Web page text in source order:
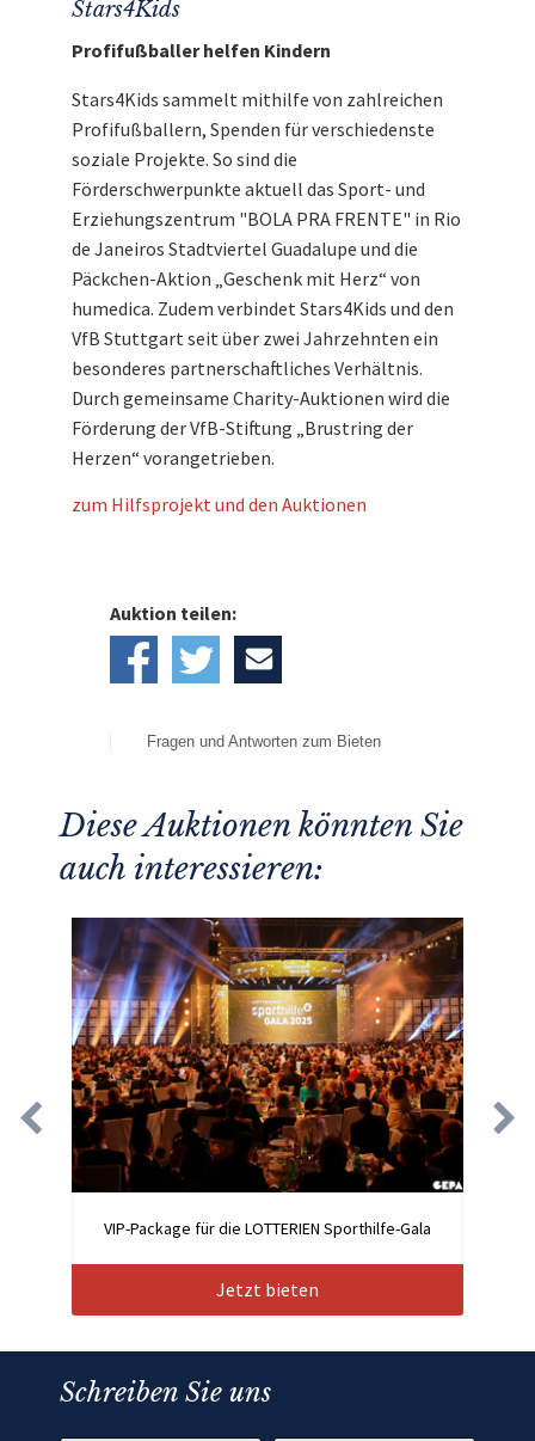
Stars4Kids
Profifußballer helfen Kindern
Stars4Kids sammelt mithilfe von zahlreichen
Profifußballern, Spenden für verschiedenste
soziale Projekte. So sind die
Förderschwerpunkte aktuell das Sport- und
Erziehungszentrum "BOLA PRA FRENTE" in Rio
de Janeiros Stadtviertel Guadalupe und die
Päckchen-Aktion „Geschenk mit Herz“ von
humedica. Zudem verbindet Stars4Kids und den
VfB Stuttgart seit über zwei Jahrzehnten ein
besonderes partnerschaftliches Verhältnis.
Durch gemeinsame Charity-Auktionen wird die
Förderung der VfB-Stiftung „Brustring der
Herzen“ vorangetrieben.
zum Hilfsprojekt und den Auktionen
Auktion teilen:
Fragen und Antworten zum Bieten
Diese Auktionen könnten Sie
auch interessieren:
VIP-Package für die LOTTERIEN Sporthilfe-Gala
Jetzt bieten
Schreiben Sie uns